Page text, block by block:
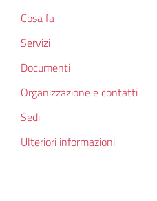
Cosa fa
Servizi
Documenti
Organizzazione e contatti
Sedi
Ulteriori informazioni